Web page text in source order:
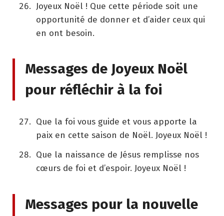
Joyeux Noël ! Que cette période soit une
opportunité de donner et d’aider ceux qui
en ont besoin.
Messages de Joyeux Noël
pour réfléchir à la foi
Que la foi vous guide et vous apporte la
paix en cette saison de Noël. Joyeux Noël !
Que la naissance de Jésus remplisse nos
cœurs de foi et d’espoir. Joyeux Noël !
Messages pour la nouvelle